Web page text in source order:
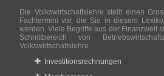
Die Volkswirtschaftslehre stellt einen
Fachtermini vor, die Sie in diesem
werden. Viele Begriffe aus der Finanzwelt
Schnittbereich von
Volkswirtschaftslehre.
Investitionsrechnungen